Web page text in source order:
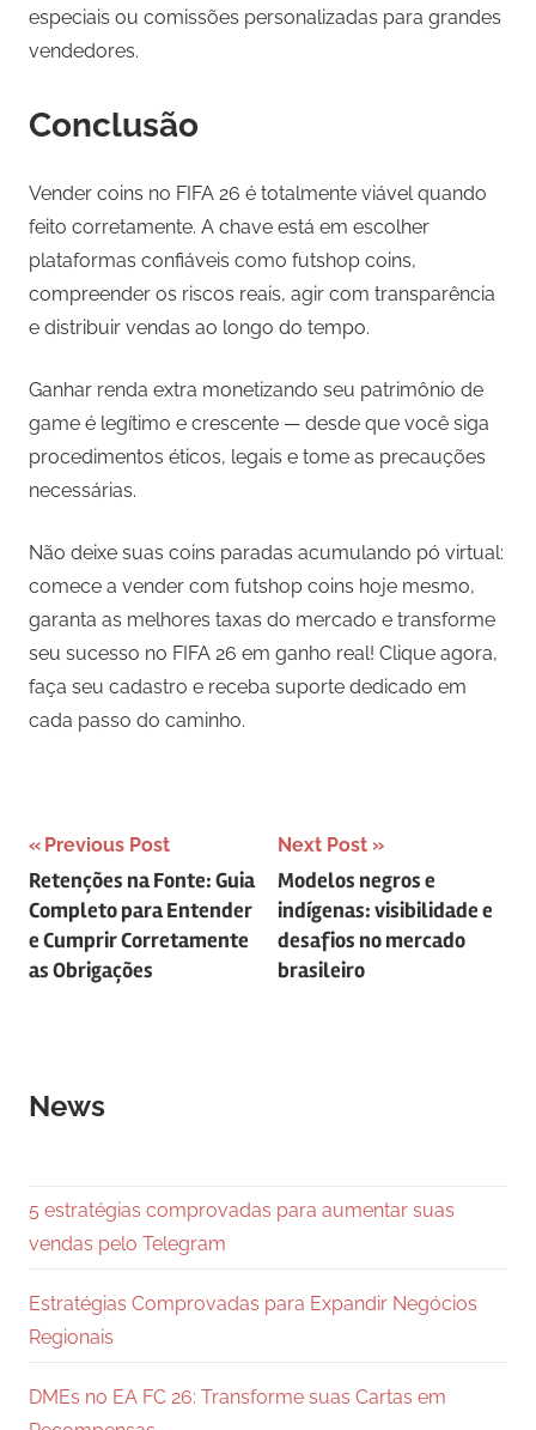
especiais ou comissões personalizadas para grandes
vendedores.
Conclusão
Vender coins no FIFA 26 é totalmente viável quando
feito corretamente. A chave está em escolher
plataformas confiáveis como futshop coins,
compreender os riscos reais, agir com transparência
e distribuir vendas ao longo do tempo.
Ganhar renda extra monetizando seu patrimônio de
game é legítimo e crescente — desde que você siga
procedimentos éticos, legais e tome as precauções
necessárias.
Não deixe suas coins paradas acumulando pó virtual:
comece a vender com futshop coins hoje mesmo,
garanta as melhores taxas do mercado e transforme
seu sucesso no FIFA 26 em ganho real! Clique agora,
faça seu cadastro e receba suporte dedicado em
cada passo do caminho.
Navegação
de
Post
Previous Post
Retenções na Fonte: Guia
Completo para Entender
e Cumprir Corretamente
as Obrigações
Next Post
Modelos negros e
indígenas: visibilidade e
desafios no mercado
brasileiro
News
5 estratégias comprovadas para aumentar suas
vendas pelo Telegram
Estratégias Comprovadas para Expandir Negócios
Regionais
DMEs no EA FC 26: Transforme suas Cartas em